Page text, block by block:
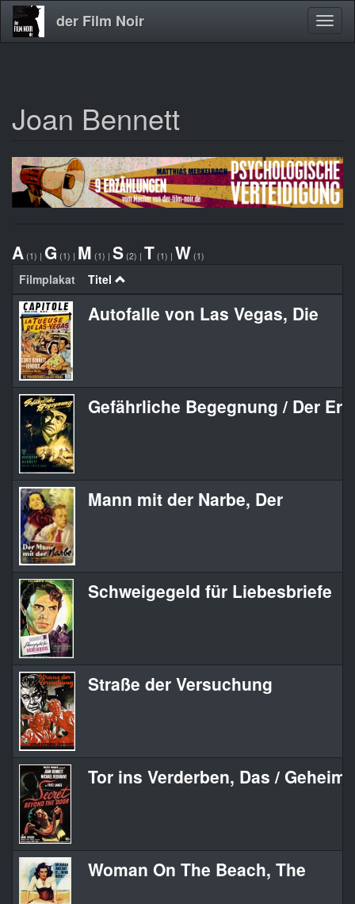
Direkt
zum
der Film Noir
Joan Bennett
A (1) | G (1) | M (1) | S (2) | T (1) | W (1)
Filmplakat Titel
Autofalle von Las Vegas, Die
Gefährliche Begegnung / Der
Mann mit der Narbe, Der
Schweigegeld für Liebesbriefe
Straße der Versuchung
Tor ins Verderben, Das /
Woman On The Beach, The